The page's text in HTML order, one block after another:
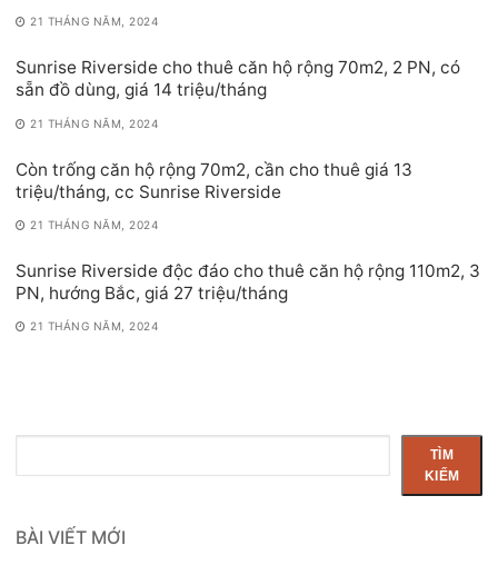
21 THÁNG NĂM, 2024
Sunrise Riverside cho thuê căn hộ rộng 70m2, 2 PN, có
sẵn đồ dùng, giá 14 triệu/tháng
21 THÁNG NĂM, 2024
Còn trống căn hộ rộng 70m2, cần cho thuê giá 13
triệu/tháng, cc Sunrise Riverside
21 THÁNG NĂM, 2024
Sunrise Riverside độc đáo cho thuê căn hộ rộng 110m2, 3
PN, hướng Bắc, giá 27 triệu/tháng
21 THÁNG NĂM, 2024
kiếm
TÌM
KIẾM
BÀI VIẾT MỚI